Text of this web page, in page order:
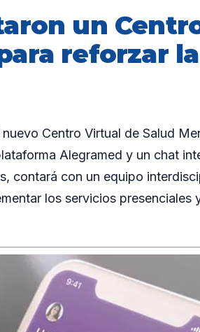
un
reforzar
Centro Virtual de Salud
Alegramed y un chat
contará con un equipo
los servicios presenciales